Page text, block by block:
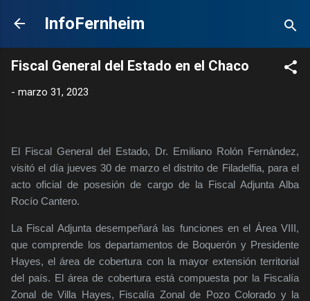
Ir al contenido principal
InfoFernheim
Fiscal General del Estado en el Chaco
- marzo 31, 2023
El Fiscal General del Estado, Dr. Emiliano Rolón Fernández,
visitó el día jueves 30 de marzo el distrito de Filadelfia, para el
acto oficial de posesión de cargo de la Fiscal Adjunta Alba
Rocío Cantero.
La Fiscal Adjunta desempeñará las funciones en el Área VIII,
que comprende los departamentos de Boquerón y Presidente
Hayes, el área de cobertura con la mayor extensión territorial
del país. El área de cobertura está compuesta por la Fiscalía
Zonal de Villa Hayes, Fiscalía Zonal de Pozo Colorado y la